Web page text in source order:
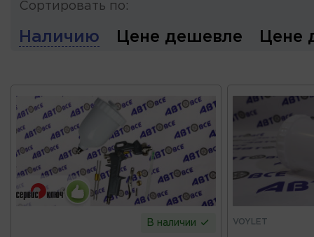
Сортировать по:
Наличию Цене дешевле Цене
В наличии VOYLET